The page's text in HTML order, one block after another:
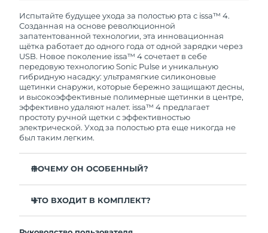
Это означает, что если в течение 2-х лет со дня
покупки с продуктом возникнут проблемы,
FOREO заменит его бесплатно.
Испытайте будущее ухода за полостью рта с issa™ 4.
Созданная на основе революционной
запатентованной технологии, эта инновационная
щётка работает до одного года от одной зарядки через
USB. Новое поколение issa™ 4 сочетает в себе
передовую технологию Sonic Pulse и уникальную
гибридную насадку: ультрамягкие силиконовые
щетинки снаружи, которые бережно защищают десны,
и высокоэффективные полимерные щетинки в центре,
эффективно удаляют налет. issa™ 4 предлагает
простоту ручной щетки с эффективностью
электрической. Уход за полостью рта еще никогда не
был таким легким.
ПОЧЕМУ ОН ОСОБЕННЫЙ?
рта улучшается на 140% всего за 1 месяц.
Клинически доказано, что issa™ 4 удаляет на 30%
ЧТО ВХОДИТ В КОМПЛЕКТ?